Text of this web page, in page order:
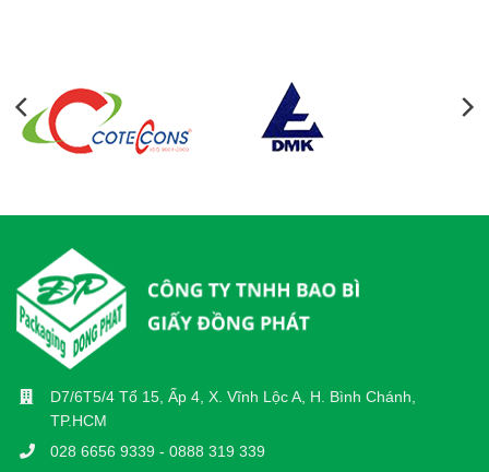
D7/6T5/4 Tổ 15, Ấp 4, X. Vĩnh Lộc A, H. Bình Chánh,
TP.HCM
028 6656 9339 - 0888 319 339